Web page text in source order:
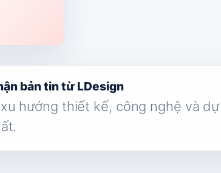
bản tin từ LDesign
hướng thiết kế, công nghệ và dự